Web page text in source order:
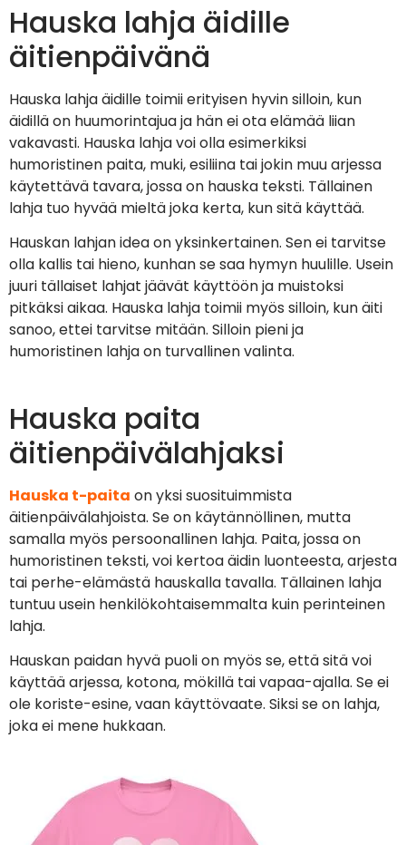
Hauska lahja äidille
äitienpäivänä
Hauska lahja äidille toimii erityisen hyvin silloin, kun
äidillä on huumorintajua ja hän ei ota elämää liian
vakavasti. Hauska lahja voi olla esimerkiksi
humoristinen paita, muki, esiliina tai jokin muu arjessa
käytettävä tavara, jossa on hauska teksti. Tällainen
lahja tuo hyvää mieltä joka kerta, kun sitä käyttää.
Hauskan lahjan idea on yksinkertainen. Sen ei tarvitse
olla kallis tai hieno, kunhan se saa hymyn huulille. Usein
juuri tällaiset lahjat jäävät käyttöön ja muistoksi
pitkäksi aikaa. Hauska lahja toimii myös silloin, kun äiti
sanoo, ettei tarvitse mitään. Silloin pieni ja
humoristinen lahja on turvallinen valinta.
Hauska paita
äitienpäivälahjaksi
Hauska t-paita on yksi suosituimmista
äitienpäivälahjoista. Se on käytännöllinen, mutta
samalla myös persoonallinen lahja. Paita, jossa on
humoristinen teksti, voi kertoa äidin luonteesta, arjesta
tai perhe-elämästä hauskalla tavalla. Tällainen lahja
tuntuu usein henkilökohtaisemmalta kuin perinteinen
lahja.
Hauskan paidan hyvä puoli on myös se, että sitä voi
käyttää arjessa, kotona, mökillä tai vapaa-ajalla. Se ei
ole koriste-esine, vaan käyttövaate. Siksi se on lahja,
joka ei mene hukkaan.